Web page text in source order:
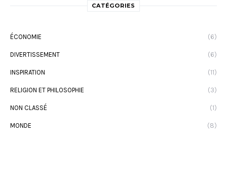
CATÉGORIES
ÉCONOMIE (6)
DIVERTISSEMENT (6)
INSPIRATION (11)
RELIGION ET PHILOSOPHIE (3)
NON CLASSÉ (1)
MONDE (8)